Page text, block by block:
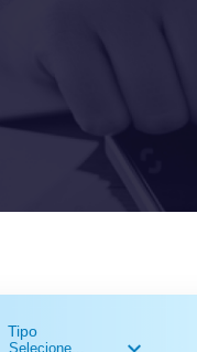
Tipo